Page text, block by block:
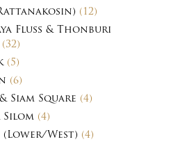
(12)
Fluss & Thonburi
(32)
(5)
(6)
Siam Square (4)
(4)
(Lower/West) (4)